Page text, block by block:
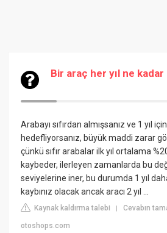
Bir araç her yıl ne
Arabayı sıfırdan almışsanız ve 1 yıl
hedefliyorsanız, büyük maddi zarar
çünkü sıfır arabalar ilk yıl ortalama
kaybeder, ilerleyen zamanlarda bu
seviyelerine iner, bu durumda 1 yıl
kaybınız olacak ancak aracı 2 yıl ...
Kaynak kaldırma talebi |Cevabın
otoshops.com